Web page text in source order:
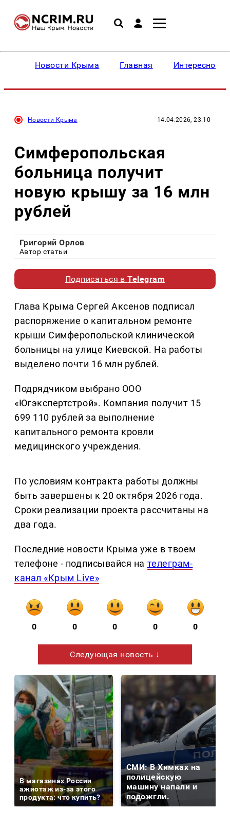
Новости Крыма Главная Интересное
Новости Крыма 14.04.2026, 23:10
Симферопольская
больница получит
новую крышу за 16 млн
рублей
Григорий Орлов
Автор статьи
Подписаться вTelegram
Глава Крыма Сергей Аксенов подписал
распоряжение о капитальном ремонте
крыши Симферопольской клинической
больницы на улице Киевской. На работы
выделено почти 16 млн рублей.
Подрядчиком выбрано ООО
«Югэкспертстрой». Компания получит 15
699 110 рублей за выполнение
капитального ремонта кровли
медицинского учреждения.
По условиям контракта работы должны
быть завершены к 20 октября 2026 года.
Сроки реализации проекта рассчитаны на
два года.
Последние новости Крыма уже в твоем
телефоне - подписывайся на телеграм-
канал «Крым Live»
0 0 0 0 0
Следующая новость ↓
В магазинах России
ажиотаж из-за этого
продукта: что купить?
СМИ: В Химках на
полицейскую
машину напали и
подожгли.